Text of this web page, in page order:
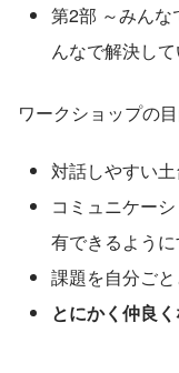
第2部 ～みん
んなで解決し
ワークショップの
対話しやすい
コミュニケー
有できるよう
課題を自分ご
とにかく仲良く